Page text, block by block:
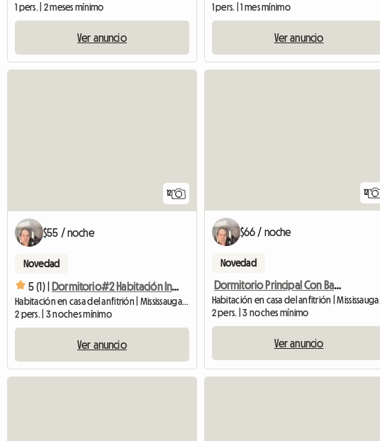
1 pers. | 2 meses mínimo
Ver anuncio
1 pers. | 1 mes mínimo
Ver anuncio
12
$55 / noche
Novedad
5 (1) | Dormitorio#2 Habitación Individual Gran Ventana Frontal En 2ª Planta
Habitación en casa del anfitrión | Mississauga (L5N 6T4) | 260 SQFT
2 pers. | 3 noches mínimo
Ver anuncio
12
$66 / noche
Novedad
Dormitorio Principal Con Baño En Suite
2 pers. | 3 noches mínimo
Ver anuncio